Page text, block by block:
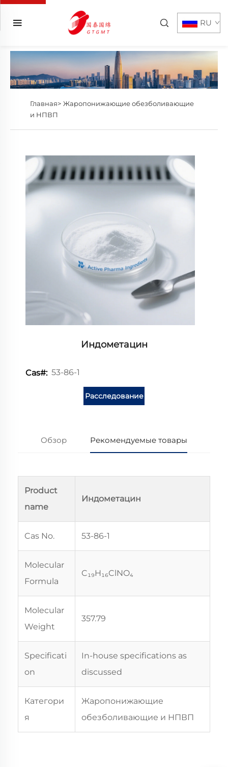
RU
Главная> Жаропонижающие обезболивающие
и НПВП
Индометацин
Cas#: 53-86-1
Расследование
Обзор Рекомендуемые товары
Product
name
Индометацин
Cas No. 53-86-1
Molecular
Formula
C₁₉H₁₆ClNO₄
Molecular
Weight
357.79
Specificati
on
In-house specifications as
discussed
Категори
я
Жаропонижающие
обезболивающие и НПВП